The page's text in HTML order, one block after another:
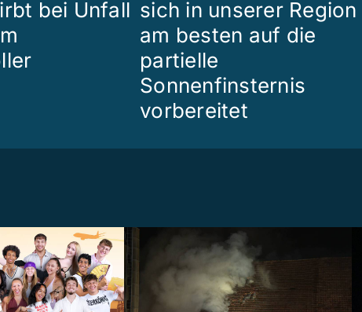
bei Unfall sich in unserer Region
am besten auf die
partielle
Sonnenfinsternis
vorbereitet